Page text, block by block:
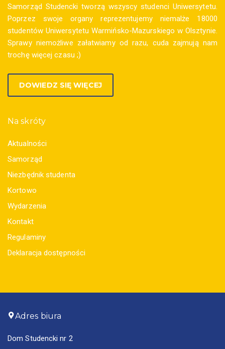
Samorząd Studencki tworzą wszyscy studenci Uniwersytetu.
Poprzez swoje organy reprezentujemy niemalże 18000
studentów Uniwersytetu Warmińsko-Mazurskiego w Olsztynie.
Sprawy niemożliwe załatwiamy od razu, cuda zajmują nam
trochę więcej czasu ;)
DOWIEDZ SIĘ WIĘCEJ
Na skróty
Aktualności
Samorząd
Niezbędnik studenta
Kortowo
Wydarzenia
Kontakt
Regulaminy
Deklaracja dostępności
Adres biura
Dom Studencki nr 2